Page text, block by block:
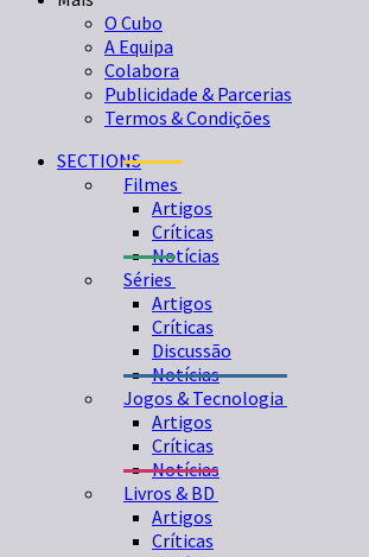
O Cubo
A Equipa
Colabora
Publicidade & Parcerias
Termos & Condições
SECTIONS
Filmes
Artigos
Críticas
Notícias
Séries
Artigos
Críticas
Discussão
Notícias
Jogos & Tecnologia
Artigos
Críticas
Notícias
Livros & BD
Artigos
Críticas